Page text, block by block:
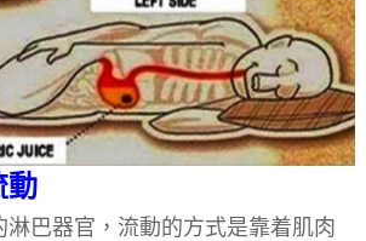
動
淋巴器官，流動的方式是靠着肌肉